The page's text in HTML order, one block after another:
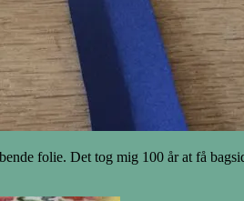
folie. Det tog mig 100 år at få